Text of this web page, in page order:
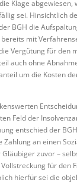
Klage abgewiesen,
sei. Hinsichtlich
BGH die
bereits mit
Vergütung für den
auch ohne
um die Kosten
Feld der
entschied der
an einen
zuvor –
für den
hierfür sei die